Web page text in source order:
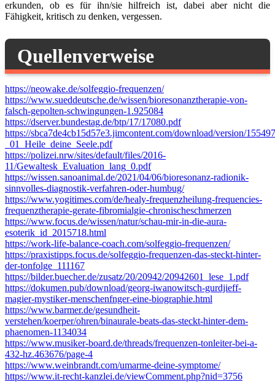
erkunden, ob es für ihn/sie hilfreich ist, dabei aber nicht die
Fähigkeit, kritisch zu denken, vergessen.
Quellenverweise
https://neowake.de/solfeggio-frequenzen/
https://www.sueddeutsche.de/wissen/bioresonanztherapie-von-
falsch-gepolten-schwingungen-1.925084
https://dserver.bundestag.de/btp/17/17080.pdf
https://sbca7de4cb15d57e3.jimcontent.com/download/version/
_01_Heile_deine_Seele.pdf
https://polizei.nrw/sites/default/files/2016-
11/Gewaltesk_Evaluation_lang_0.pdf
https://wissen.sanoanimal.de/2021/04/06/bioresonanz-radionik-
sinnvolles-diagnostik-verfahren-oder-humbug/
https://www.yogitimes.com/de/healy-frequenzheilung-frequencies-
frequenztherapie-gerate-fibromialgie-chronischeschmerzen
https://www.focus.de/wissen/natur/schau-mir-in-die-aura-
esoterik_id_2015718.html
https://work-life-balance-coach.com/solfeggio-frequenzen/
https://praxistipps.focus.de/solfeggio-frequenzen-das-steckt-hinter-
der-tonfolge_111167
https://bilder.buecher.de/zusatz/20/20942/20942601_lese_1.pdf
https://dokumen.pub/download/georg-iwanowitsch-gurdjieff-
magier-mystiker-menschenfnger-eine-biographie.html
https://www.barmer.de/gesundheit-
verstehen/koerper/ohren/binaurale-beats-das-steckt-hinter-dem-
phaenomen-1134034
https://www.musiker-board.de/threads/frequenzen-tonleiter-bei-a-
432-hz.463676/page-4
https://www.weinbrandt.com/umarme-deine-symptome/
https://www.it-recht-kanzlei.de/viewComment.php?nid=3756